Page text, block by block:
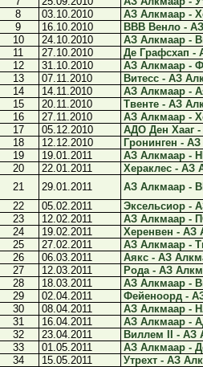
8
03.10.2010
АЗ Алкмаар -
9
16.10.2010
ВВВ Венло -
10
24.10.2010
АЗ Алкмаар -
11
27.10.2010
Де Графсхап -
12
31.10.2010
АЗ Алкмаар -
13
07.11.2010
Витесс - АЗ
14
14.11.2010
АЗ Алкмаар -
15
20.11.2010
Твенте - АЗ
16
27.11.2010
АЗ Алкмаар -
17
05.12.2010
АДО Ден Хааг
18
12.12.2010
Гронинген -
19
19.01.2011
АЗ Алкмаар -
20
22.01.2011
Хераклес - АЗ
21
29.01.2011
АЗ Алкмаар -
22
05.02.2011
Эксельсиор -
23
12.02.2011
АЗ Алкмаар -
24
19.02.2011
Херенвен - АЗ
25
27.02.2011
АЗ Алкмаар -
26
06.03.2011
Аякс - АЗ
27
12.03.2011
Рода - АЗ
28
18.03.2011
АЗ Алкмаар -
29
02.04.2011
Фейеноорд -
30
08.04.2011
АЗ Алкмаар -
31
16.04.2011
АЗ Алкмаар -
32
23.04.2011
Виллем II - АЗ
33
01.05.2011
АЗ Алкмаар -
34
15.05.2011 Утрехт - АЗ